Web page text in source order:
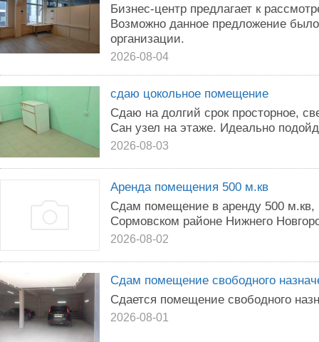
Бизнес-центр предлагает к
Возможно данное предложение
организации.
2026-08-04
сдаю цокольное помещение
Сдаю на долгий срок просторное,
Сан узел на этаже. Идеально
2026-08-03
Аренда помещения 500 м.кв
Сдам помещение в аренду 500 м.кв,
Сормовском районе Нижнего
2026-08-02
Сдам помещение свободного
Сдается помещение свободного
2026-08-01